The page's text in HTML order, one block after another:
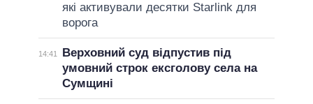
які активували десятки Starlink для
ворога
14:41
Верховний суд відпустив під
умовний строк ексголову села на
Сумщині